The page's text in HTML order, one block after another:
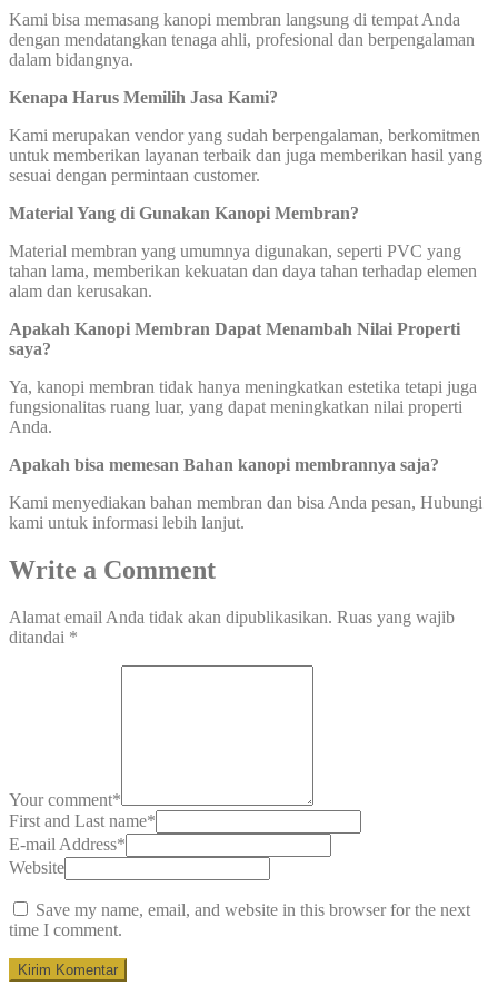
Kami bisa memasang kanopi membran langsung di tempat Anda
dengan mendatangkan tenaga ahli, profesional dan berpengalaman
dalam bidangnya.
Kenapa Harus Memilih Jasa Kami?
Kami merupakan vendor yang sudah berpengalaman, berkomitmen
untuk memberikan layanan terbaik dan juga memberikan hasil yang
sesuai dengan permintaan customer.
Material Yang di Gunakan Kanopi Membran?
Material membran yang umumnya digunakan, seperti PVC yang
tahan lama, memberikan kekuatan dan daya tahan terhadap elemen
alam dan kerusakan.
Apakah Kanopi Membran Dapat Menambah Nilai Properti
saya?
Ya, kanopi membran tidak hanya meningkatkan estetika tetapi juga
fungsionalitas ruang luar, yang dapat meningkatkan nilai properti
Anda.
Apakah bisa memesan Bahan kanopi membrannya saja?
Kami menyediakan bahan membran dan bisa Anda pesan, Hubungi
kami untuk informasi lebih lanjut.
Write a Comment
Alamat email Anda tidak akan dipublikasikan. Ruas yang wajib
ditandai *
Your comment*
First and Last name*
E-mail Address*
Website
Save my name, email, and website in this browser for the next
time I comment.